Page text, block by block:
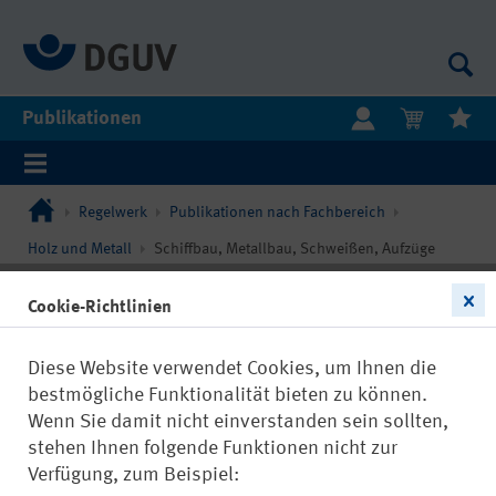
Publikationen
Regelwerk Publikationen nach Fachbereich
Holz und Metall Schiffbau, Metallbau, Schweißen, Aufzüge
Cookie-Richtlinien
Diese Website verwendet Cookies, um Ihnen die
bestmögliche Funktionalität bieten zu können.
Wenn Sie damit nicht einverstanden sein sollten,
stehen Ihnen folgende Funktionen nicht zur
Verfügung, zum Beispiel: